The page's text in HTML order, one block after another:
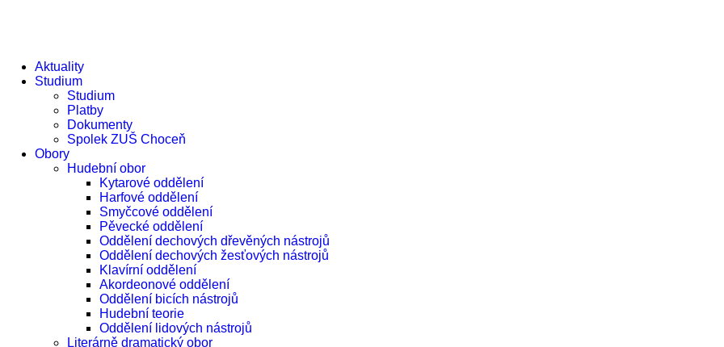
Aktuality
Studium
Studium
Platby
Dokumenty
Spolek ZUŠ Choceň
Obory
Hudební obor
Kytarové oddělení
Harfové oddělení
Smyčcové oddělení
Pěvecké oddělení
Oddělení dechových dřevěných nástrojů
Oddělení dechových žesťových nástrojů
Klavírní oddělení
Akordeonové oddělení
Oddělení bicích nástrojů
Hudební teorie
Oddělení lidových nástrojů
Literárně dramatický obor